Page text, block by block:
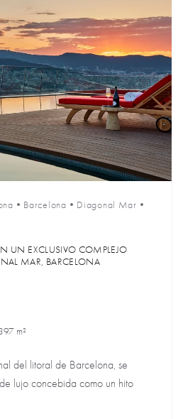
• Barcelona • Diagonal Mar •
UN EXCLUSIVO COMPLEJO
MAR, BARCELONA
m²
del litoral de Barcelona, se
lujo concebida como un hito